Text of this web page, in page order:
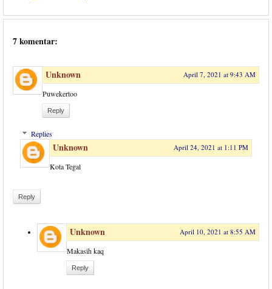
7 komentar:
Unknown April 7, 2021 at 9:43 AM
Puwekertoo
Reply
Replies
Unknown April 24, 2021 at 1:11 PM
Kota Tegal
Reply
Unknown April 10, 2021 at 8:55 AM
Makasih kaq
Reply